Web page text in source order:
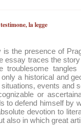
la legge
the presence of
essay traces the
troublesome
a historical and
events and
or
to defend himself by
devotion to
also in which great